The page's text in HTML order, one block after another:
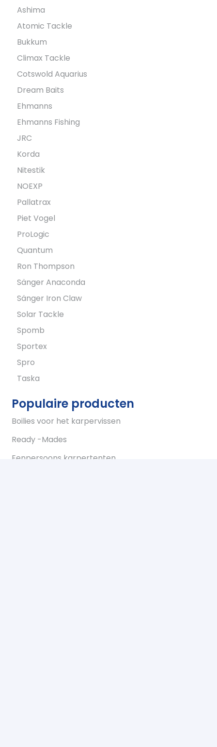
Ashima
Atomic Tackle
Bukkum
Climax Tackle
Cotswold Aquarius
Dream Baits
Ehmanns
Ehmanns Fishing
JRC
Korda
Nitestik
NOEXP
Pallatrax
Piet Vogel
ProLogic
Quantum
Ron Thompson
Sänger Anaconda
Sänger Iron Claw
Solar Tackle
Spomb
Sportex
Spro
Taska
Populaire producten
Boilies voor het karpervissen
Ready -Mades
Eenpersoons karpertenten